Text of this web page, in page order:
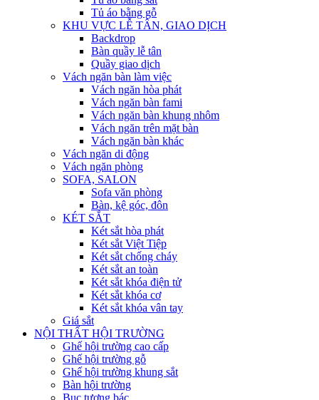
Tủ áo bằng gỗ
KHU VỰC LỄ TÂN, GIAO DỊCH
Backdrop
Bàn quầy lễ tân
Quầy giao dịch
Vách ngăn bàn làm việc
Vách ngăn hòa phát
Vách ngăn bàn fami
Vách ngăn bàn khung nhôm
Vách ngăn trên mặt bàn
Vách ngăn bàn khác
Vách ngăn di động
Vách ngăn phòng
SOFA, SALON
Sofa văn phòng
Bàn, kệ góc, đôn
KÉT SẮT
Két sắt hòa phát
Két sắt Việt Tiệp
Két sắt chống cháy
Két sắt an toàn
Két sắt khóa điện tử
Két sắt khóa cơ
Két sắt khóa vân tay
Giá sắt
NỘI THẤT HỘI TRƯỜNG
Ghế hội trường cao cấp
Ghế hội trường gỗ
Ghế hội trường khung sắt
Bàn hội trường
Bục tượng bác